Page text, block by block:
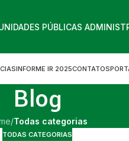
PÚBLICAS
INFORME IR 2025CONTATOS
Blog
/Todas categorias
TODAS CATEGORIAS